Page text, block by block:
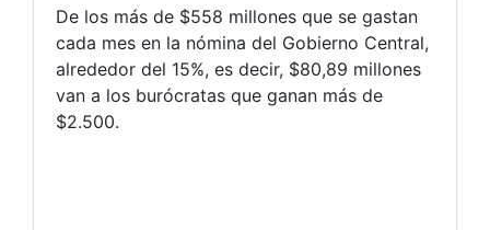
De los más de $558 millones que se gastan
cada mes en la nómina del Gobierno Central,
alrededor del 15%, es decir, $80,89 millones
van a los burócratas que ganan más de
$2.500.